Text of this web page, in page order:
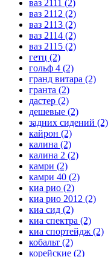
ваз 2111 (2)
ваз 2112 (2)
ваз 2113 (2)
ваз 2114 (2)
ваз 2115 (2)
гетц (2)
гольф 4 (2)
гранд витара (2)
гранта (2)
дастер (2)
дешевые (2)
задних сидений (2)
кайрон (2)
калина (2)
калина 2 (2)
камри (2)
камри 40 (2)
киа рио (2)
киа рио 2012 (2)
киа сид (2)
киа спектра (2)
киа спортейдж (2)
кобальт (2)
корейские (2)